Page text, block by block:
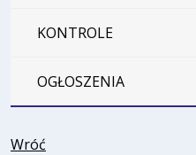
KONTROLE
OGŁOSZENIA
Wróć